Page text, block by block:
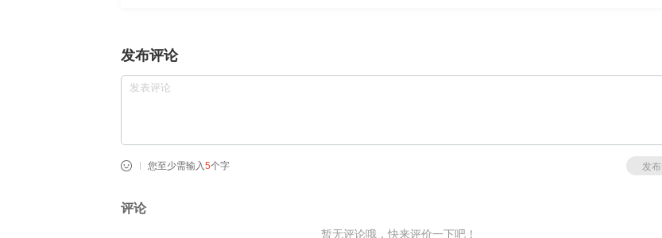
用等方面的重要作用。要统筹“三位一体”，一体推进教育科技人才发展，促进科技自主创新和人才自主培养良
性互动。
发布评论
您至少需输入 5个字 发布
评论
暂无评论哦，快来评价一下吧！